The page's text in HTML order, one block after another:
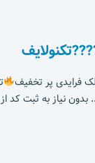
فرایدی پر تخفیف
نیاز به ثبت کد